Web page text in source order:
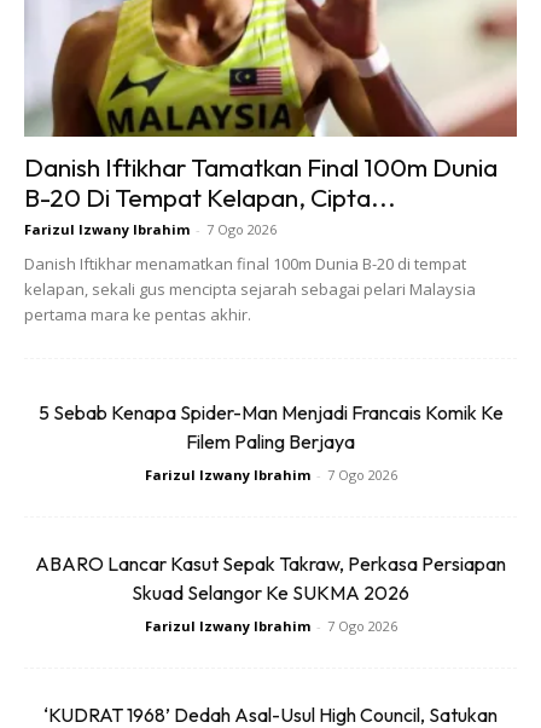
2. Zachary Quinto
francais Star Trek sebagai Mr.
Spock memang tidak dapat
hubungan istimewa dengan seorang
Danish Iftikhar Tamatkan Final 100m Dunia
B-20 Di Tempat Kelapan, Cipta...
Farizul Izwany Ibrahim - 7 Ogo 2026
Danish Iftikhar menamatkan final 100m Dunia B-20 di tempat
kelapan, sekali gus mencipta sejarah sebagai pelari Malaysia
pertama mara ke pentas akhir.
5 Sebab Kenapa Spider-Man Menjadi Francais Komik Ke
Filem Paling Berjaya
Farizul Izwany Ibrahim - 7 Ogo 2026
ABARO Lancar Kasut Sepak Takraw, Perkasa Persiapan
Skuad Selangor Ke SUKMA 2026
Farizul Izwany Ibrahim - 7 Ogo 2026
‘KUDRAT 1968’ Dedah Asal-Usul High Council, Satukan